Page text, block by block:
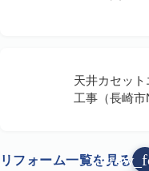
天井カセット
工事（長崎市
リフォーム一覧を見る